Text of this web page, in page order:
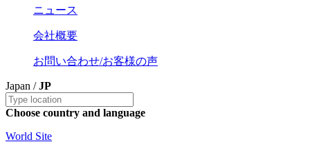
ニュース
会社概要
お問い合わせ/お客様の声
Japan /JP
Choose country and language
World Site